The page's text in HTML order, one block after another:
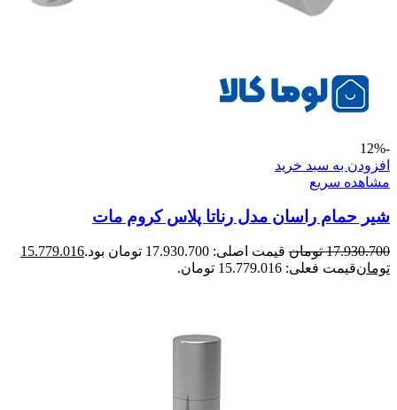
-12%
افزودن به سبد خرید
مشاهده سریع
شیر حمام راسان مدل رناتا پلاس کروم مات
17.930.700 تومان قیمت اصلی: 17.930.700 تومان بود.
15.779.016
تومانقیمت فعلی: 15.779.016 تومان.